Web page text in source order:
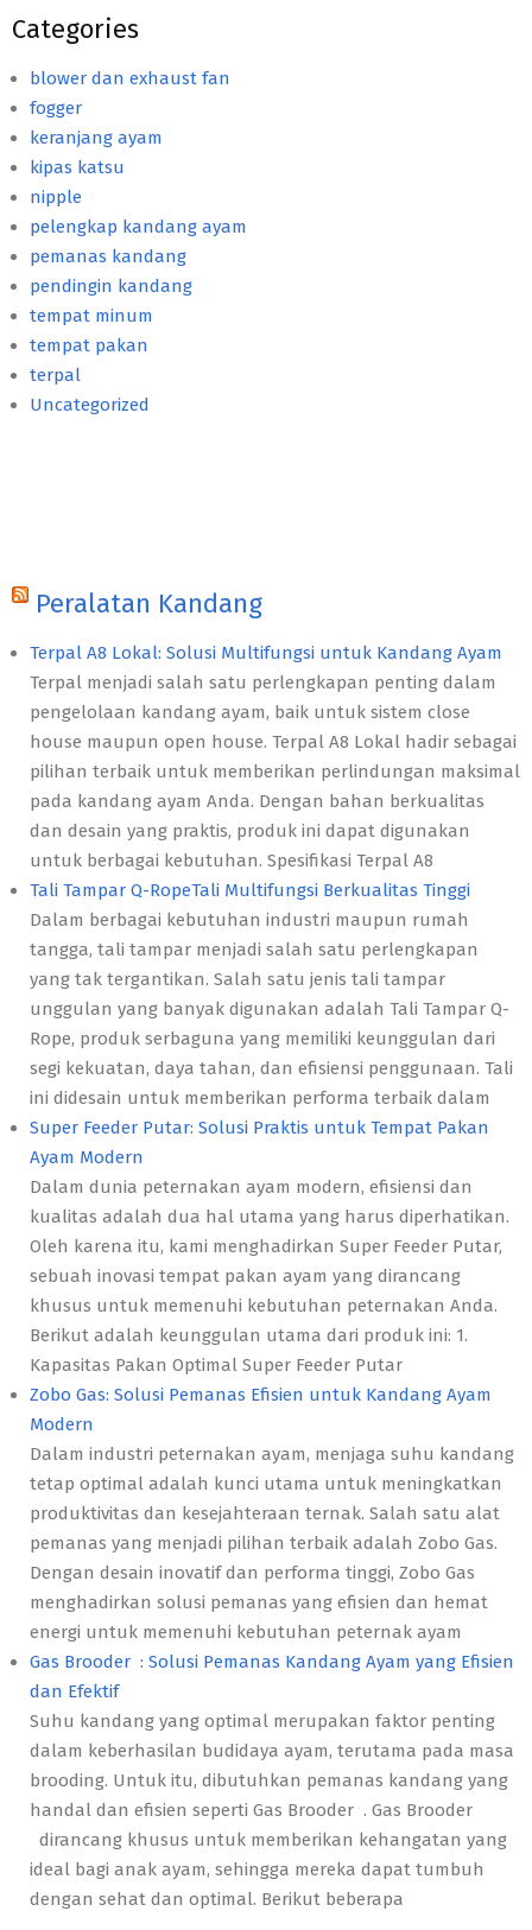
Categories
blower dan exhaust fan
fogger
keranjang ayam
kipas katsu
nipple
pelengkap kandang ayam
pemanas kandang
pendingin kandang
tempat minum
tempat pakan
terpal
Uncategorized
Peralatan Kandang
Terpal A8 Lokal: Solusi Multifungsi untuk Kandang Ayam
Terpal menjadi salah satu perlengkapan penting dalam
pengelolaan kandang ayam, baik untuk sistem close
house maupun open house. Terpal A8 Lokal hadir sebagai
pilihan terbaik untuk memberikan perlindungan maksimal
pada kandang ayam Anda. Dengan bahan berkualitas
dan desain yang praktis, produk ini dapat digunakan
untuk berbagai kebutuhan. Spesifikasi Terpal A8
Tali Tampar Q-RopeTali Multifungsi Berkualitas Tinggi
Dalam berbagai kebutuhan industri maupun rumah
tangga, tali tampar menjadi salah satu perlengkapan
yang tak tergantikan. Salah satu jenis tali tampar
unggulan yang banyak digunakan adalah Tali Tampar Q-
Rope, produk serbaguna yang memiliki keunggulan dari
segi kekuatan, daya tahan, dan efisiensi penggunaan. Tali
ini didesain untuk memberikan performa terbaik dalam
Super Feeder Putar: Solusi Praktis untuk Tempat Pakan
Ayam Modern
Dalam dunia peternakan ayam modern, efisiensi dan
kualitas adalah dua hal utama yang harus diperhatikan.
Oleh karena itu, kami menghadirkan Super Feeder Putar,
sebuah inovasi tempat pakan ayam yang dirancang
khusus untuk memenuhi kebutuhan peternakan Anda.
Berikut adalah keunggulan utama dari produk ini: 1.
Kapasitas Pakan Optimal Super Feeder Putar
Zobo Gas: Solusi Pemanas Efisien untuk Kandang Ayam
Modern
Dalam industri peternakan ayam, menjaga suhu kandang
tetap optimal adalah kunci utama untuk meningkatkan
produktivitas dan kesejahteraan ternak. Salah satu alat
pemanas yang menjadi pilihan terbaik adalah Zobo Gas.
Dengan desain inovatif dan performa tinggi, Zobo Gas
menghadirkan solusi pemanas yang efisien dan hemat
energi untuk memenuhi kebutuhan peternak ayam
Gas Brooder : Solusi Pemanas Kandang Ayam yang Efisien
dan Efektif
Suhu kandang yang optimal merupakan faktor penting
dalam keberhasilan budidaya ayam, terutama pada masa
brooding. Untuk itu, dibutuhkan pemanas kandang yang
handal dan efisien seperti Gas Brooder . Gas Brooder
dirancang khusus untuk memberikan kehangatan yang
ideal bagi anak ayam, sehingga mereka dapat tumbuh
dengan sehat dan optimal. Berikut beberapa